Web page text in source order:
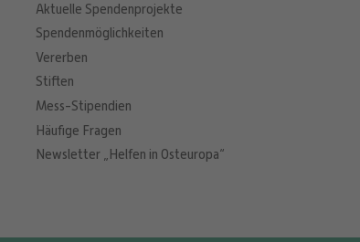
Aktuelle Spendenprojekte
Spendenmöglichkeiten
Vererben
Stiften
Mess-Stipendien
Häufige Fragen
Newsletter „Helfen in Osteuropa“